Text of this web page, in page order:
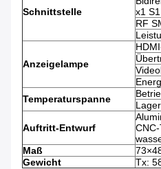
Schnittstelle
x1
RF
Anzeigelampe
Temperaturspanne
Auftritt-Entwurf
Maß
Gewicht
Tx: